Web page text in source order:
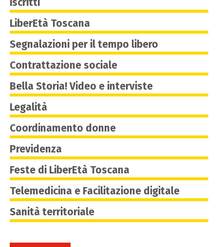
LiberEtà Toscana
Segnalazioni per il tempo libero
Contrattazione sociale
Bella Storia! Video e interviste
Legalità
Coordinamento donne
Previdenza
Feste di LiberEtà Toscana
Telemedicina e Facilitazione digitale
Sanità territoriale